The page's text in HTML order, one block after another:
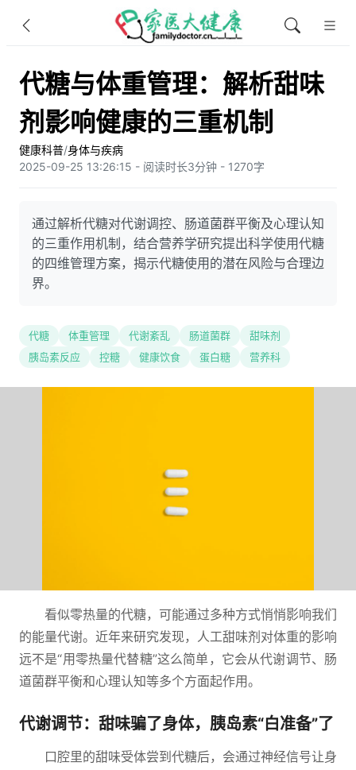
代糖与体重管理：解析甜味
剂影响健康的三重机制
健康科普/身体与疾病
2025-09-25 13:26:15 - 阅读时长3分钟 - 1270字
通过解析代糖对代谢调控、肠道菌群平衡及心理认知
的三重作用机制，结合营养学研究提出科学使用代糖
的四维管理方案，揭示代糖使用的潜在风险与合理边
界。
代糖 体重管理 代谢紊乱 肠道菌群
甜味剂
胰岛素反应
控糖 健康饮食 蛋白糖 营养科
看似零热量的代糖，可能通过多种方式悄悄影响我们
的能量代谢。近年来研究发现，人工甜味剂对体重的影响
远不是“用零热量代替糖”这么简单，它会从代谢调节、肠
道菌群平衡和心理认知等多个方面起作用。
代谢调节：甜味骗了身体，胰岛素“白准备”了
口腔里的甜味受体尝到代糖后，会通过神经信号让身